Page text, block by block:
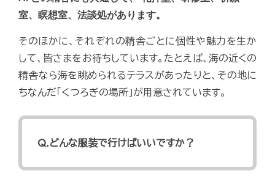
室、瞑想室、法談処があります。
そのほかに、それぞれの精舎ごとに個性や魅力を生か
して、皆さまをお待ちしています。たとえば、海の近くの
精舎なら海を眺められるテラスがあったりと、その地に
ちなんだ「くつろぎの場所」が用意されています。
Q.どんな服装で行けばいいですか？